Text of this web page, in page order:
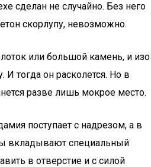
сделан не случайно. Без него
скорлупу, невозможно.
или большой камень, и изо
И тогда он расколется. Но в
разве лишь мокрое место.
поступает с надрезом, а в
вкладывают специальный
в отверстие и с силой